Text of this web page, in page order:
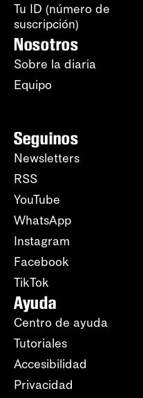
Tu ID (número de
suscripción)
Nosotros
Sobre la diaria
Equipo
Seguinos
Newsletters
RSS
YouTube
WhatsApp
Instagram
Facebook
TikTok
Ayuda
Centro de ayuda
Tutoriales
Accesibilidad
Privacidad